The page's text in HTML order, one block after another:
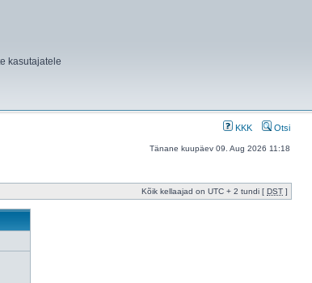
kasutajatele
KKK Otsi
Tänane kuupäev 09. Aug 2026 11:18
Kõik kellaajad on UTC + 2 tundi [ DST ]